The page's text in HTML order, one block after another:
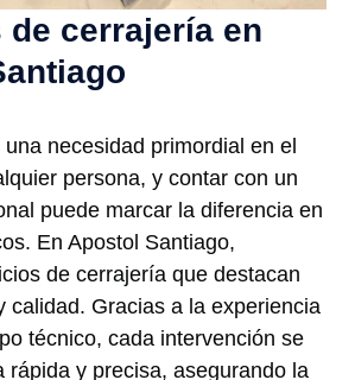
cerrajería en
necesidad primordial en el
persona, y contar con un
puede marcar la diferencia en
En Apostol Santiago,
de cerrajería que destacan
calidad. Gracias a la experiencia
técnico, cada intervención se
rápida y precisa, asegurando la